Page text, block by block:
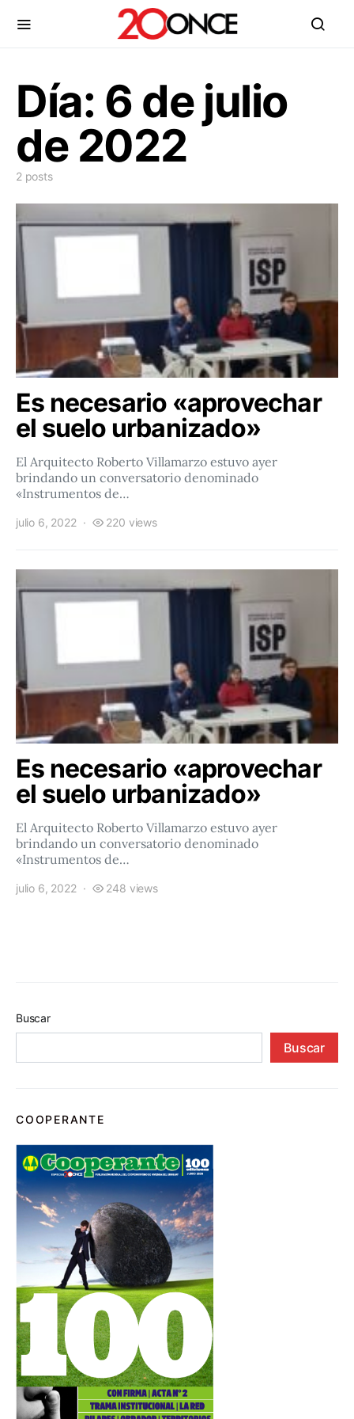
Día: 6 de julio
de 2022
2 posts
Es necesario «aprovechar
el suelo urbanizado»
El Arquitecto Roberto Villamarzo estuvo ayer
brindando un conversatorio denominado
«Instrumentos de…
julio 6, 2022 220 views
Es necesario «aprovechar
el suelo urbanizado»
El Arquitecto Roberto Villamarzo estuvo ayer
brindando un conversatorio denominado
«Instrumentos de…
julio 6, 2022 248 views
Buscar
Buscar
COOPERANTE